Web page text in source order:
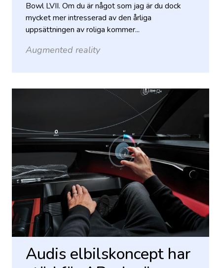
Bowl LVII. Om du är något som jag är du dock
mycket mer intresserad av den årliga
uppsättningen av roliga kommer...
Augmented reality
Audis elbilskoncept har